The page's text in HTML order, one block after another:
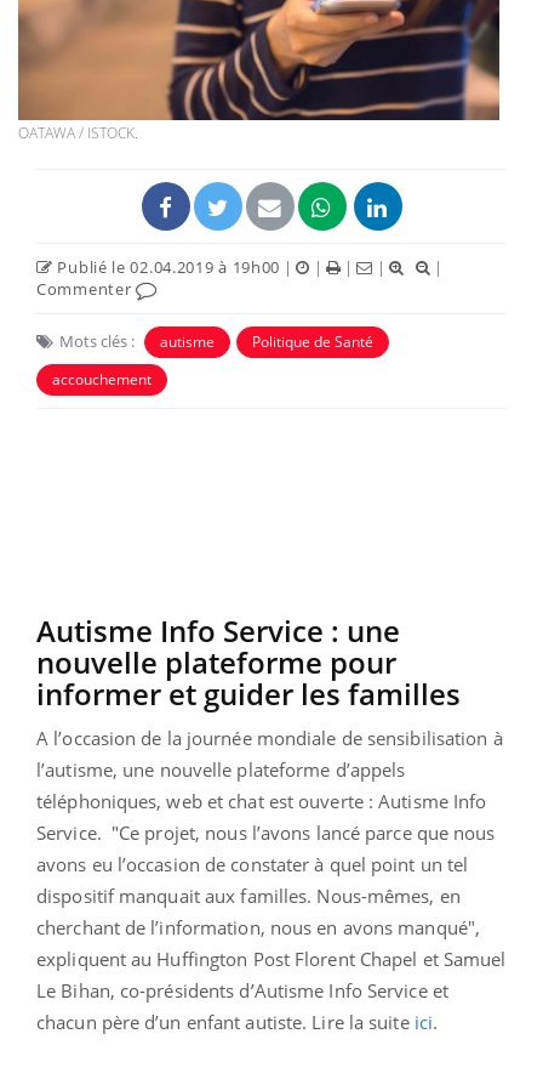
OATAWA / ISTOCK.
Publié le 02.04.2019 à 19h00 | | | |
|
Commenter
Mots clés : autisme
Politique de Santé
accouchement
Autisme Info Service : une
nouvelle plateforme pour
informer et guider les familles
A l’occasion de la journée mondiale de sensibilisation à
l’autisme, une nouvelle plateforme d’appels
téléphoniques, web et chat est ouverte : Autisme Info
Service. "Ce projet, nous l’avons lancé parce que nous
avons eu l’occasion de constater à quel point un tel
dispositif manquait aux familles. Nous-mêmes, en
cherchant de l’information, nous en avons manqué",
expliquent au Huffington Post Florent Chapel et Samuel
Le Bihan, co-présidents d’Autisme Info Service et
chacun père d’un enfant autiste. Lire la suite ici.